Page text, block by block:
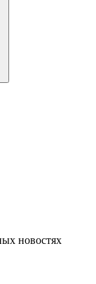
новостях